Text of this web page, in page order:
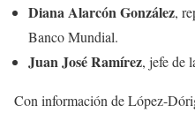
Diana Alarcón González,
Banco Mundial.
Juan José Ramírez, jefe de
Con información de López-